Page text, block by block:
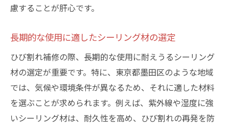
慮することが肝心です。
長期的な使用に適したシーリング材の選定
ひび割れ補修の際、長期的な使用に耐えうるシーリング
材の選定が重要です。特に、東京都墨田区のような地域
では、気候や環境条件が異なるため、それに適した材料
を選ぶことが求められます。例えば、紫外線や湿度に強
いシーリング材は、耐久性を高め、ひび割れの再発を防